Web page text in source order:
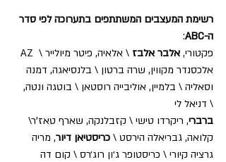
רשימת המעצבים המשתתפים בתערוכה לפי סדר
ה-ABC
:
AZ פקטורי, אלבר אלבז \ אלאיה, פיטר מיולייר \
אלכסנדר מקווין, שרה ברטון \ בלנסיאגה, דמנה
וסאליה \ בלמיין, אוליבייה רוסטאן \ בוטגה ונטה,
דניאל לי \
ברברי, ריקרדו טישי \ קזבלנקה, שארף טאז'ר\
קלואה, גבריאלה הירסט \ כריסטיאן דיור, מריה
גרציה קיורי \ כריסטופר ג׳ון רוג׳רס \ קום דה